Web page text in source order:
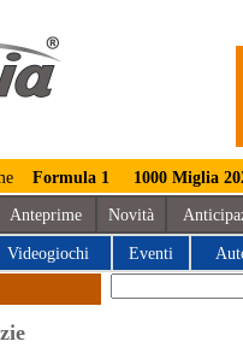
Formula 1 1000 Miglia
Anteprime Novità
Videogiochi Eventi